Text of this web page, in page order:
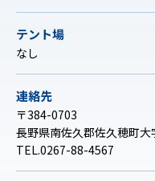
テント場
なし
連絡先
〒384-0703
長野県南佐久郡佐久穂町
TEL.0267-88-4567